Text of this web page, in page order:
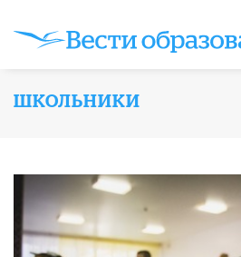
ШКОЛЬНИКИ